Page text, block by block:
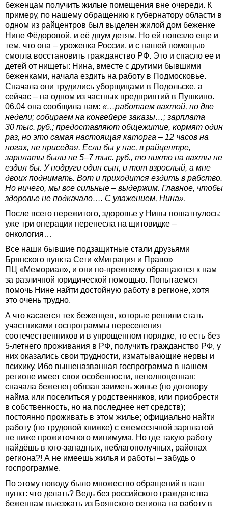
беженцам получить жилые помещения вне очереди. К
примеру, по нашему обращению к губернатору области в
одном из райцентров был выделен жилой дом беженке
Нине Фёдоровой, и её двум детям. Но ей повезло еще и
тем, что она – уроженка России, и с нашей помощью
смогла восстановить гражданство РФ. Это и спасло ее и
детей от нищеты: Нина, вместе с другими бывшими
беженками, начала ездить на работу в Подмосковье.
Сначала они трудились уборщицами в Подольске, а
сейчас – на одном из частных предприятий в Пушкино.
06.04 она сообщила нам: «…работаем вахтой, по две
недели; собираем на конвейере заказы…; зарплата
30 тыс. руб.; предоставляют общежитие, кормят один
раз, но это самая настоящая каторга – 12 часов на
ногах, не приседая. Если бы у нас, в райцентре,
зарплаты были не 5–7 тыс. руб., то никто на вахты не
ездил бы. У подруги один сын, и тот взрослый, а мне
двоих поднимать. Вот и приходится ездить в рабство.
Но ничего, мы все сильные – выдержим. Главное, чтобы
здоровье не подкачало…. С уважением, Нина».
После всего пережитого, здоровье у Нины пошатнулось:
уже три операции перенесла на щитовидке –
онкология…
Все наши бывшие подзащитные стали друзьями
Брянского пункта Сети «Миграция и Право»
ПЦ «Мемориал», и они по-прежнему обращаются к нам
за различной юридической помощью. Попытаемся
помочь Нине найти достойную работу в регионе, хотя
это очень трудно.
А что касается тех беженцев, которые решили стать
участниками госпрограммы переселения
соотечественников и в упрощенном порядке, то есть без
5-летнего проживания в РФ, получить гражданство РФ, у
них оказались свои трудности, изматывающие нервы и
психику. Ибо вышеназванная госпрограмма в нашем
регионе имеет свои особенности, неполноценная:
сначала беженец обязан заиметь жилье (по договору
найма или поселиться у родственников, или приобрести
в собственность, но на последнее нет средств);
постоянно проживать в этом жилье; официально найти
работу (по трудовой книжке) с ежемесячной зарплатой
не ниже прожиточного минимума. Но где такую работу
найдёшь в юго-западных, неблагополучных, районах
региона?! А не имеешь жилья и работы – забудь о
госпрограмме.
По этому поводу было множество обращений в наш
пункт: что делать? Ведь без российского гражданства
беженцам выезжать из Брянского региона на работу в